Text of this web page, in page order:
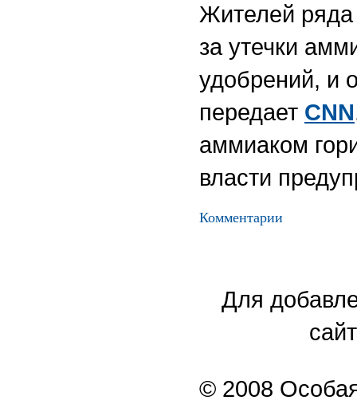
Жителей ряда
за утечки
удобрений, и
передает CNN
аммиаком
власти
Комментарии
Для
© 2008